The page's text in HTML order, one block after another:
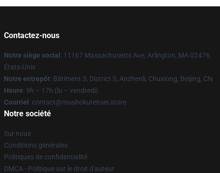
Contactez-nous
Notre siège social : 11167 Massachusetts Ave, Arlington, MA 02476,
États-Unis
Notre entrepôt: Bâtiment 3, District 3, Anzhenli, Chuxiong, Beijing, CN
Heure: 9h – 17h (lu – vendredi)
Courriel : contact@mushokutensei.store
Notre société
Sur nous
Conditions générales
Politiques de confidentialité
DMCA - Politique sur le droit d'auteur